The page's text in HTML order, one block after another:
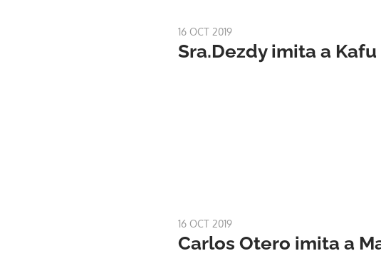
16 OCT 2019
Sra.Dezdy imita a
16 OCT 2019
Carlos Otero imita a